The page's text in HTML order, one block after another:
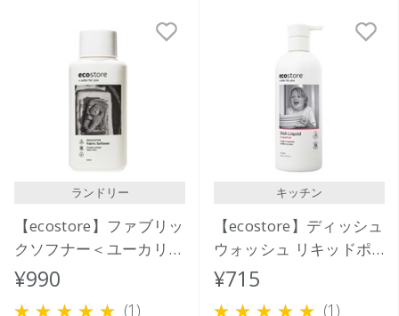
ランドリー
【ecostore】ファブリッ
クソフナー＜ユーカリ＞
500ｍL
¥990
(1)
キッチン
【ecostore】ディッシュ
ウォッシュ リキッドポ
ンプ ＜グレープフルー
¥715
(1)